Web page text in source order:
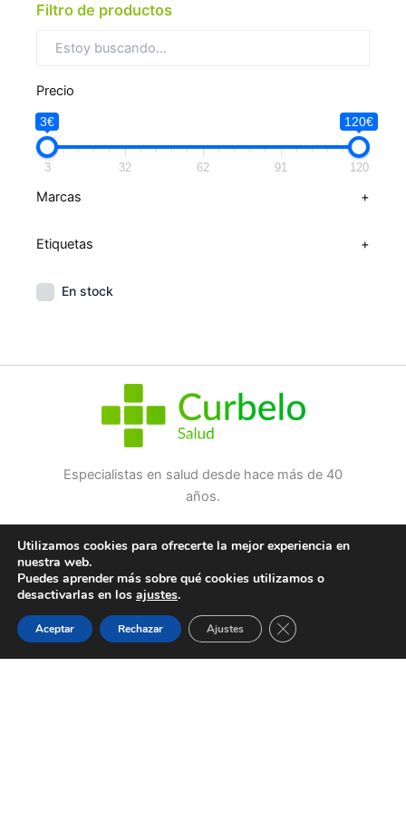
Filtro de productos
Precio
3€ 120€
3 32 62 91 120
Marcas +
Etiquetas +
En stock
Especialistas en salud desde hace más de 40
años.
Sitio web
Blog
Contacto
Trabaja con nosotros
Utilizamos cookies para ofrecerte la mejor experiencia en
nuestra web.
Puedes aprender más sobre qué cookies utilizamos o
desactivarlas en los ajustes.
Aceptar Rechazar Ajustes Cerrar el banner de
Guardias Citas WhatsApp